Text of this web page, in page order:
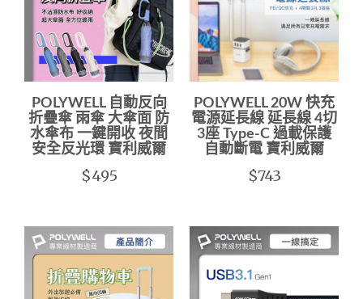
POLYWELL 自動反向
折疊傘 雨傘 大傘面 防
水傘布 一鍵開收 夜間
安全反光環 寶利威爾
$495
POLYWELL 20W 快充
電源延長線 延長線 4切
3座 Type-C 過載保護
自動斷電 寶利威爾
$743